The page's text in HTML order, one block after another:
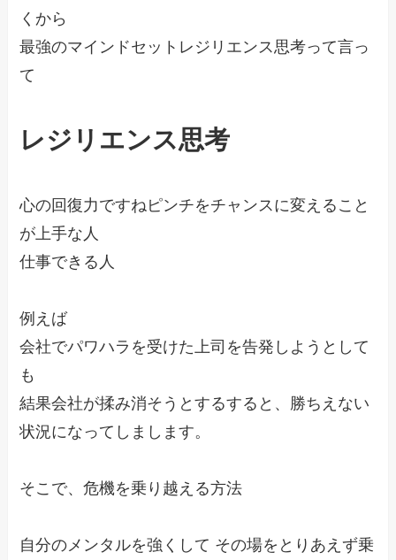
くから
最強のマインドセットレジリエンス思考って言っ
て
レジリエンス思考
心の回復力ですねピンチをチャンスに変えること
が上手な人
仕事できる人
例えば
会社でパワハラを受けた上司を告発しようとして
も
結果会社が揉み消そうとするすると、勝ちえない
状況になってしまします。
そこで、危機を乗り越える方法
自分のメンタルを強くして その場をとりあえず乗